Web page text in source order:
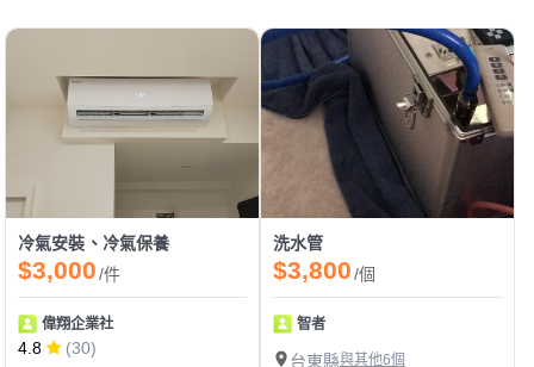
冷氣安裝、冷氣保養
$3,000/件
偉翔企業社
4.8
(30)
洗水管
$3,800/個
智者
台東縣與其他6個